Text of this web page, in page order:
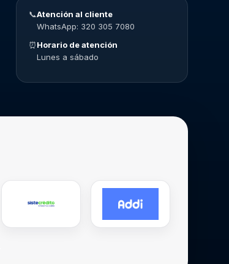
📞Atención al cliente
WhatsApp: 320 305 7080
⏰Horario de atención
Lunes a sábado